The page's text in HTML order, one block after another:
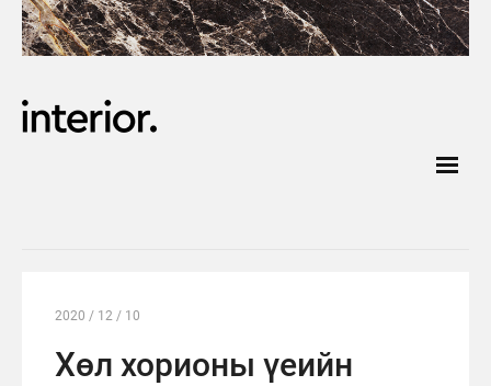
2020 / 12 / 10
Хөл хорионы үеийн